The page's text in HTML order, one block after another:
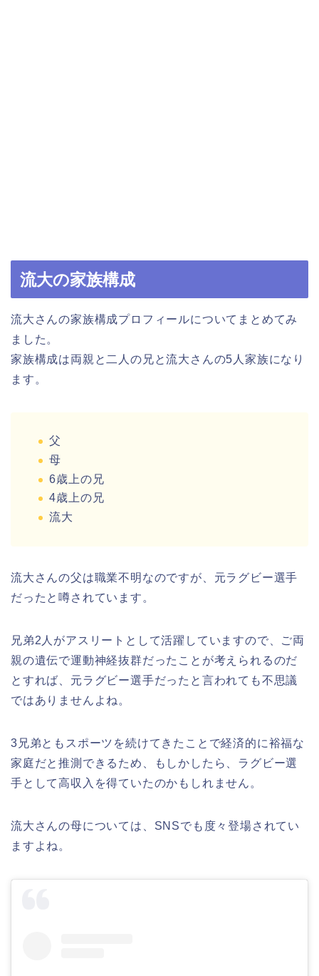
流大の家族構成
流大さんの家族構成プロフィールについてまとめてみ
ました。
家族構成は両親と二人の兄と流大さんの5人家族になり
ます。
父
母
6歳上の兄
4歳上の兄
流大
流大さんの父は職業不明なのですが、元ラグビー選手
だったと噂されています。
兄弟2人がアスリートとして活躍していますので、ご両
親の遺伝で運動神経抜群だったことが考えられるのだ
とすれば、元ラグビー選手だったと言われても不思議
ではありませんよね。
3兄弟ともスポーツを続けてきたことで経済的に裕福な
家庭だと推測できるため、もしかしたら、ラグビー選
手として高収入を得ていたのかもしれません。
流大さんの母については、SNSでも度々登場されてい
ますよね。